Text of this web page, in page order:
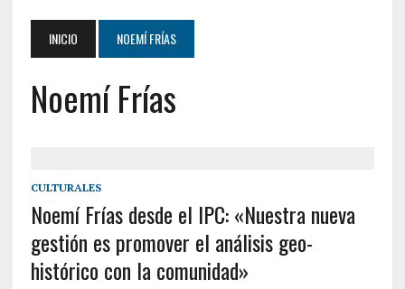
INICIO NOEMÍ FRÍAS
Noemí Frías
CULTURALES
Noemí Frías desde el IPC: «Nuestra nueva
gestión es promover el análisis geo-
histórico con la comunidad»